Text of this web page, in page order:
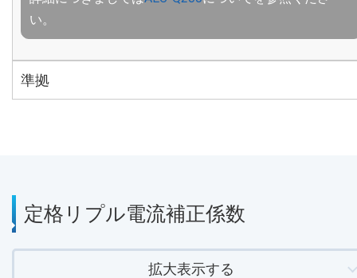
い。
準拠
定格リプル電流補正係数
拡大表示する